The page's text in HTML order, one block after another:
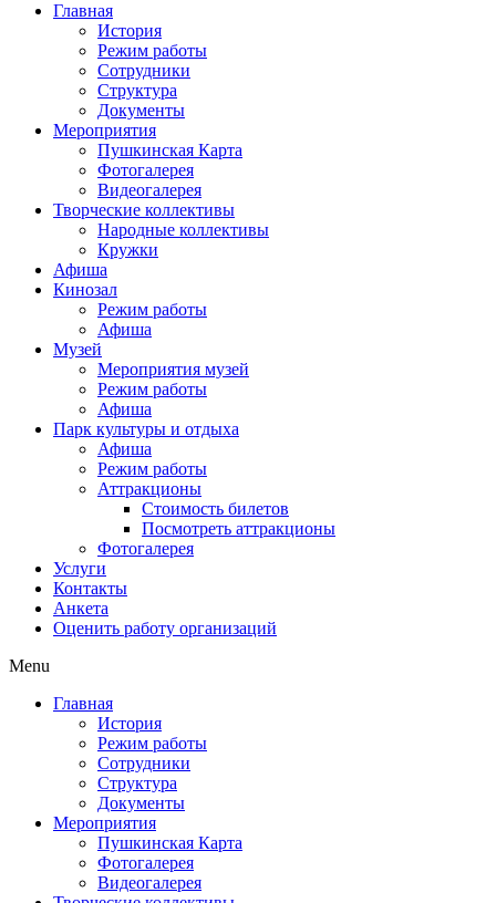
Главная
История
Режим работы
Сотрудники
Структура
Документы
Мероприятия
Пушкинская Карта
Фотогалерея
Видеогалерея
Творческие коллективы
Народные коллективы
Кружки
Афиша
Кинозал
Режим работы
Афиша
Музей
Мероприятия музей
Режим работы
Афиша
Парк культуры и отдыха
Афиша
Режим работы
Аттракционы
Стоимость билетов
Посмотреть аттракционы
Фотогалерея
Услуги
Контакты
Анкета
Оценить работу организаций
Menu
Главная
История
Режим работы
Сотрудники
Структура
Документы
Мероприятия
Пушкинская Карта
Фотогалерея
Видеогалерея